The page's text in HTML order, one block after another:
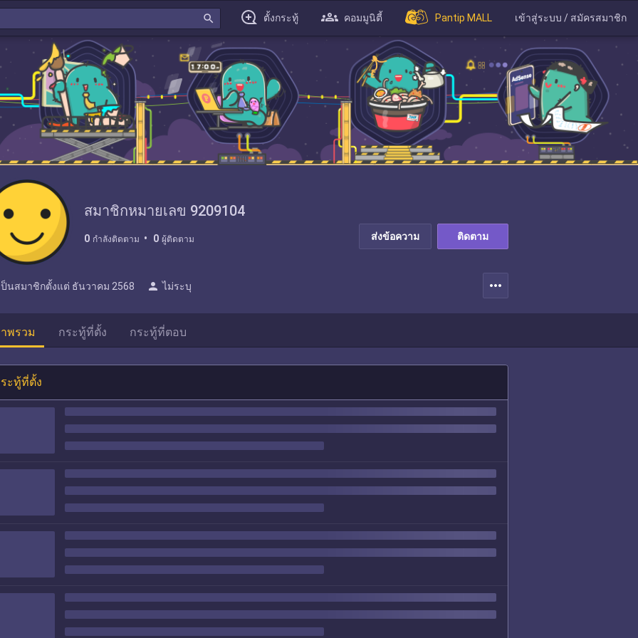
search ตั้งกระทู้ คอมมูนิตี้ Pantip MALL เข้าสู่ระบบ / สมัครสมาชิก
สมาชิกหมายเลข 9209104
0 กำลังติดตาม 0 ผู้ติดตาม ส่งข้อความ ติดตาม
ป็นสมาชิกตั้งแต่ ธันวาคม 2568 person ไม่ระบุ more_horiz
พรวม กระทู้ที่ตั้ง กระทู้ที่ตอบ
ะทู้ที่ตั้ง